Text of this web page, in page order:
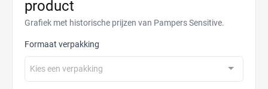
product
Grafiek met historische prijzen van Pampers Sensitive.
Formaat verpakking
Kies een verpakking